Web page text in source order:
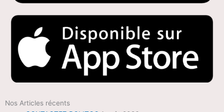
Nos Articles récents